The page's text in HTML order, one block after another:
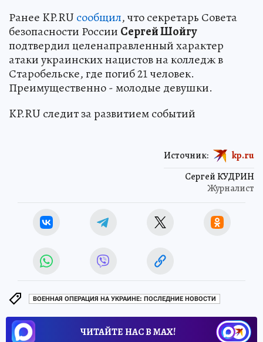
Ранее KP.RU сообщил, что секретарь Совета
безопасности России Сергей Шойгу
подтвердил целенаправленный характер
атаки украинских нацистов на колледж в
Старобельске, где погиб 21 человек.
Преимущественно - молодые девушки.
KP.RU следит за развитием событий
Сергей КУДРИН
Журналист
Источник: kp.ru
ВОЕННАЯ ОПЕРАЦИЯ НА УКРАИНЕ: ПОСЛЕДНИЕ НОВОСТИ
ЧИТАЙТЕ НАС В МАХ!